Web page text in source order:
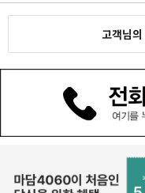
고객님